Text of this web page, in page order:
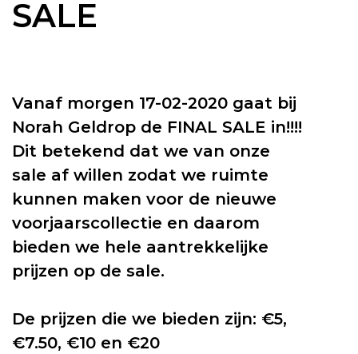
SALE
Vanaf morgen 17-02-2020 gaat bij
Norah Geldrop de FINAL SALE in!!!!
Dit betekend dat we van onze
sale af willen zodat we ruimte
kunnen maken voor de nieuwe
voorjaarscollectie en daarom
bieden we hele aantrekkelijke
prijzen op de sale.
De prijzen die we bieden zijn: €5,
€7.50, €10 en €20